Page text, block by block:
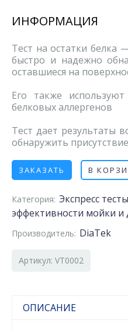
ИНФОРМАЦИЯ
Тест на остатки белка
быстро и надежно
оставшиеся на
Его также
белковых аллергенов
Тест дает результаты
обнаружить
ЗАКАЗАТЬ В
Категория: Экспресс
эффективности мойки и
Производитель: DiaTek
Артикул: VT0002
ОПИСАНИЕ